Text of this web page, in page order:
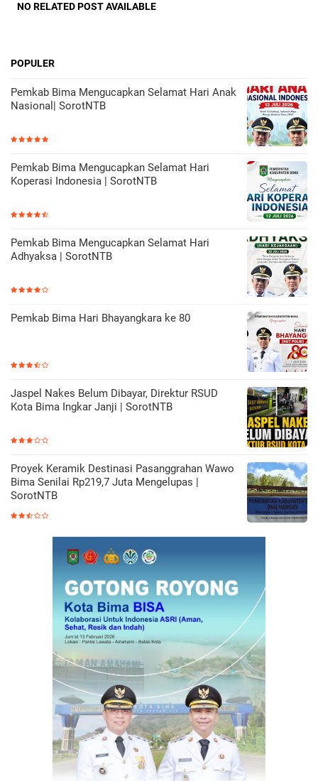
NO RELATED POST AVAILABLE
POPULER
Pemkab Bima Mengucapkan Selamat Hari Anak
Nasional| SorotNTB
Pemkab Bima Mengucapkan Selamat Hari
Koperasi Indonesia | SorotNTB
Pemkab Bima Mengucapkan Selamat Hari
Adhyaksa | SorotNTB
Pemkab Bima Hari Bhayangkara ke 80
Jaspel Nakes Belum Dibayar, Direktur RSUD
Kota Bima Ingkar Janji | SorotNTB
Proyek Keramik Destinasi Pasanggrahan Wawo
Bima Senilai Rp219,7 Juta Mengelupas |
SorotNTB